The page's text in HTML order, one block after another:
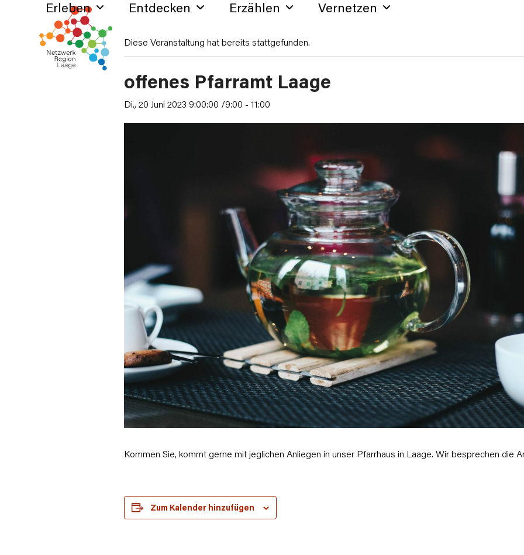
Erleben Entdecken Erzählen Vernetzen
Diese Veranstaltung hat bereits stattgefunden.
offenes Pfarramt Laage
Di., 20 Juni 2023 9:00:00 /9:00 - 11:00
Kommen Sie, kommt gerne mit jeglichen Anliegen in unser Pfarrhaus in Laage. Wir besprechen die
Zum Kalender hinzufügen